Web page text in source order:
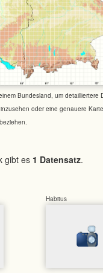
Bundesland, um detailliertere
oder eine genauere
gibt es 1 Datensatz.
Habitus